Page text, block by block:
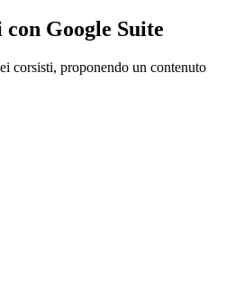
Google Suite
corsisti, proponendo un contenuto